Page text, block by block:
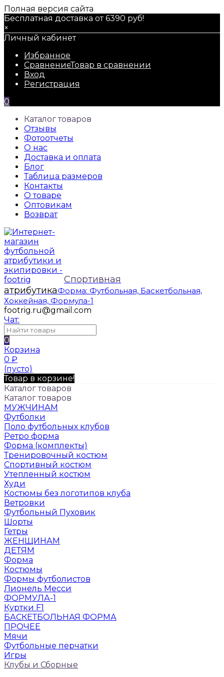
Полная версия сайта
Бесплатная доставка от 6390 руб!
×
Личный кабинет
Избранное
СравнениеТовар в сравнении
Вход
Регистрация
0
Каталог товаров
Отзывы
Фотоотчеты
О нас
Доставка и оплата
Блог
Таблица размеров
Контакты
О товаре
Оптовикам
Возврат
Спортивная
атрибутикаФорма: Футбольная, Баскетбольная,
Хоккейная, Формула-1
footrig.ru@gmail.com
Чат:
0
Корзина
0 ₽
(пусто)
Товар в корзине!
Каталог товаров
Каталог товаров
МУЖЧИНАМ
Футболки
Поло футбольных клубов
Ретро форма
Форма (комплекты)
Тренировочный костюм
Спортивный костюм
Утепленный костюм
Худи
Костюмы без логотипов клуба
Ветровки
Футбольный Пуховик
Шорты
Гетры
ЖЕНЩИНАМ
ДЕТЯМ
Форма
Костюмы
Формы футболистов
Лионель Месси
ФОРМУЛА-1
Куртки F1
БАСКЕТБОЛЬНАЯ ФОРМА
ПРОЧЕЕ
Мячи
Футбольные перчатки
Игры
Клубы и Сборные